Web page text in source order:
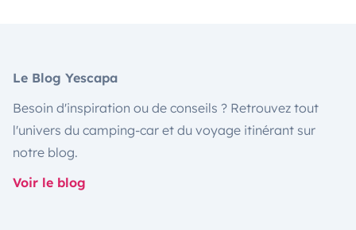
Le Blog Yescapa
Besoin d'inspiration ou de conseils ? Retrouvez tout
l'univers du camping-car et du voyage itinérant sur
notre blog.
Voir le blog